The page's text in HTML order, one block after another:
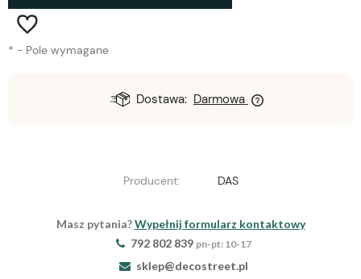
* - Pole wymagane
Dostawa: Darmowa
Producent: DAS
Masz pytania?Wypełnij formularz kontaktowy
792 802 839 pn-pt: 10-17
sklep@decostreet.pl